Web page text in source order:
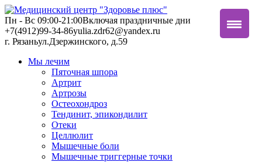
Пн - Вс 09:00-21:00Включая праздничные дни
+7(4912)99-34-86yulia.zdr62@yandex.ru
г. Рязаньул.Дзержинского, д.59
Мы лечим
Пяточная шпора
Артрит
Артрозы
Остеохондроз
Тендинит, эпикондилит
Отеки
Целлюлит
Мышечные боли
Мышечные триггерные точки